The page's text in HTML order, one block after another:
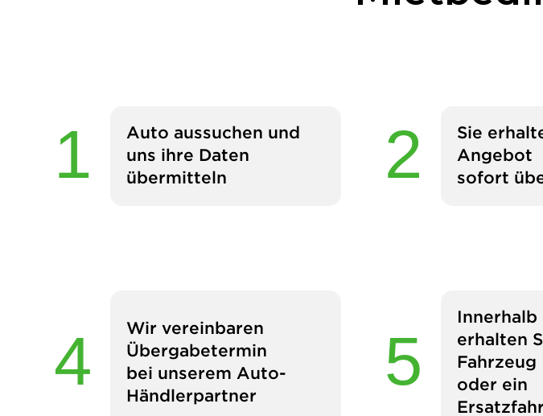
Auto aussuchen und
uns ihre Daten
übermitteln
Sie
Angebot
sofort
Wir vereinbaren
Übergabetermin
bei unserem Auto-
Händlerpartner
erhalten
Fahrzeug
oder ein